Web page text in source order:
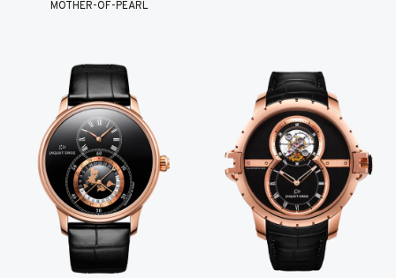
MOTHER-OF-PEARL